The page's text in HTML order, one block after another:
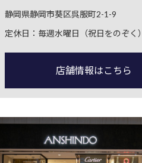
静岡県静岡市葵区呉服町2-1-9
定休日：毎週水曜日（祝日をのぞく）
店舗情報はこちら